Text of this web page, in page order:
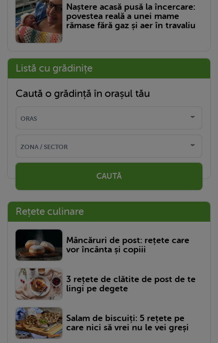
Naștere acasă pusă la încercare:
povestea reală a unei mame
rămase fără gaz și aer în travaliu
Listă cu grădinițe
Caută o grădință în orașul tău
CAUTĂ
Rețete culinare
Mâncăruri de post: rețete care
vor încânta și copiii
3 rețete de clătite de post de te
lingi pe degete
Salam de biscuiți: 5 rețete pe
care nici să vrei nu le vei greși